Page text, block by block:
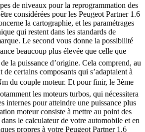
de niveaux pour la reprogrammation des
considérées pour les Peugeot Partner 1.6
la cartographie, et les paramétrages
qui restent dans les standards de
Le second vous donne la possibilité
beaucoup plus élevée que celle que
la puissance d’origine. Cela comprend, au
de certains composants qui s’adaptaient à
du couple moteur. Et pour finir, le 3ème
les moteurs turbos, qui nécessitera
internes pour atteindre une puissance plus
moteur consiste à mettre au point des
le calculateur de votre automobile et en
propres à votre Peugeot Partner 1.6